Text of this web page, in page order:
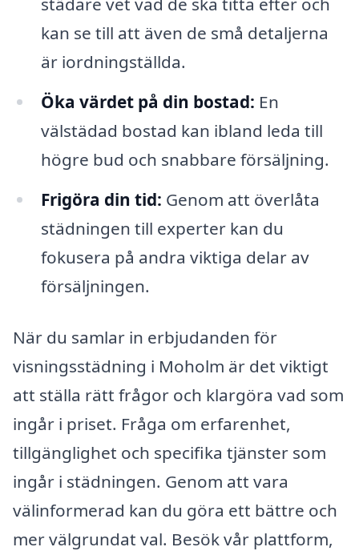
kan se till att även de små detaljerna
är iordningställda.
Öka värdet på din bostad: En
välstädad bostad kan ibland leda till
högre bud och snabbare försäljning.
Frigöra din tid: Genom att överlåta
städningen till experter kan du
fokusera på andra viktiga delar av
försäljningen.
När du samlar in erbjudanden för
visningsstädning i Moholm är det viktigt
att ställa rätt frågor och klargöra vad som
ingår i priset. Fråga om erfarenhet,
tillgänglighet och specifika tjänster som
ingår i städningen. Genom att vara
välinformerad kan du göra ett bättre och
mer välgrundat val. Besök vår plattform,